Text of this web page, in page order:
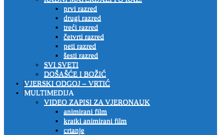
prvi razred
drugi razred
treći razred
četvrti razred
peti razred
šesti razred
SVI SVETI
DOŠAŠĆE I BOŽIĆ
VJERSKI ODGOJ – VRTIĆ
MULTIMEDIJA
VIDEO ZAPISI ZA VJERONAUK
animirani film
kratki animirani film
crtanje